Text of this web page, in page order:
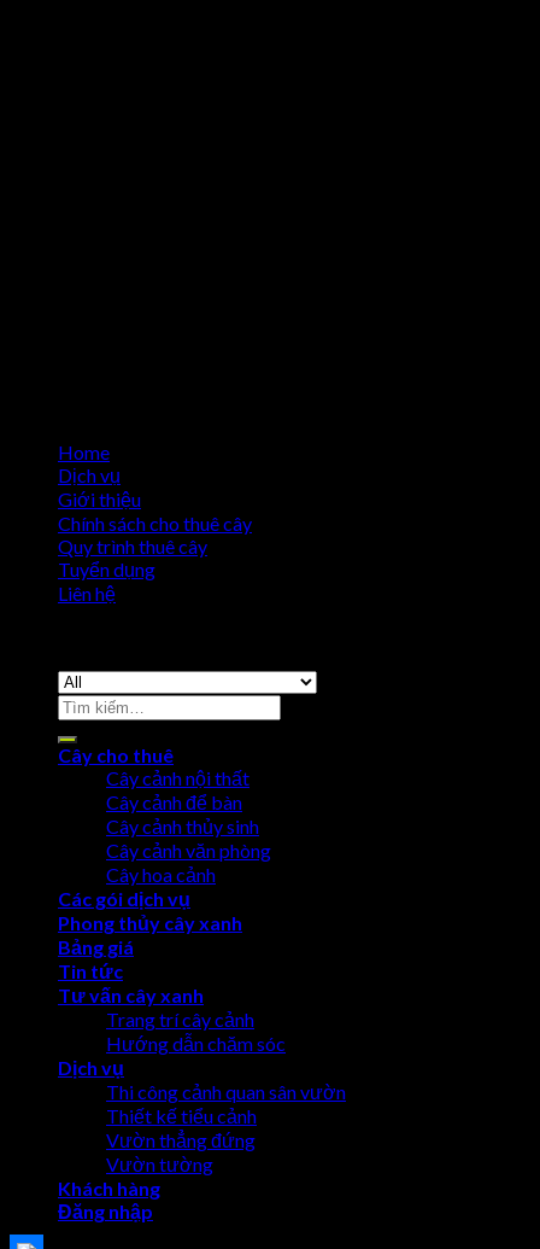
Home
Dịch vụ
Giới thiệu
Chính sách cho thuê cây
Quy trình thuê cây
Tuyển dụng
Liên hệ
Cây cho thuê
Cây cảnh nội thất
Cây cảnh để bàn
Cây cảnh thủy sinh
Cây cảnh văn phòng
Cây hoa cảnh
Các gói dịch vụ
Phong thủy cây xanh
Bảng giá
Tin tức
Tư vấn cây xanh
Trang trí cây cảnh
Hướng dẫn chăm sóc
Dịch vụ
Thi công cảnh quan sân vườn
Thiết kế tiểu cảnh
Vườn thẳng đứng
Vườn tường
Khách hàng
Đăng nhập